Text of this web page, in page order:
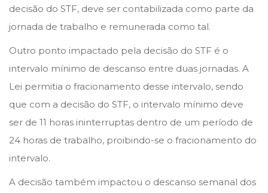
decisão do STF, deve ser contabilizada como parte da
jornada de trabalho e remunerada como tal.
Outro ponto impactado pela decisão do STF é o
intervalo mínimo de descanso entre duas jornadas. A
Lei permitia o fracionamento desse intervalo, sendo
que com a decisão do STF, o intervalo mínimo deve
ser de 11 horas ininterruptas dentro de um período de
24 horas de trabalho, proibindo-se o fracionamento do
intervalo.
A decisão também impactou o descanso semanal dos